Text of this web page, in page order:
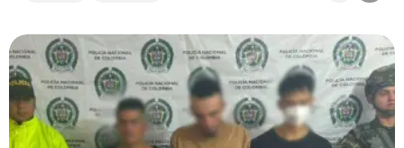
Compartir Noticia